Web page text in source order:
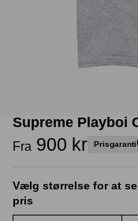
Supreme Playboi
Fra 900 kr Prisgaranti
Vælg størrelse for at
pris